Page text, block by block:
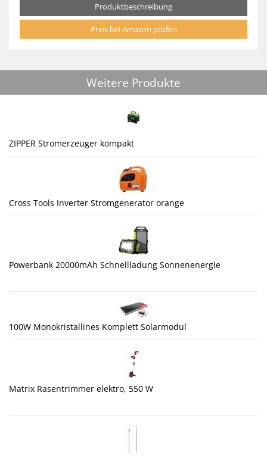
Produktbeschreibung
Preis bei Amazon prüfen
Weitere Produkte
ZIPPER Stromerzeuger kompakt
Cross Tools Inverter Stromgenerator orange
Powerbank 20000mAh Schnellladung Sonnenenergie
100W Monokristallines Komplett Solarmodul
Matrix Rasentrimmer elektro, 550 W